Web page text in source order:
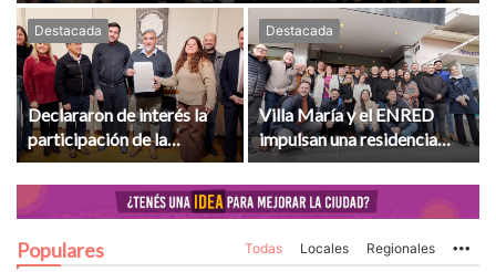
Destacada
Declararon de interés la
participación de la
delegación folklórica
regional en el Festival de
Arequipa
Destacada
Villa María y el ENRED
impulsan una residencia
universitaria para jóvenes
de la región
Populares Todas Locales Regionales